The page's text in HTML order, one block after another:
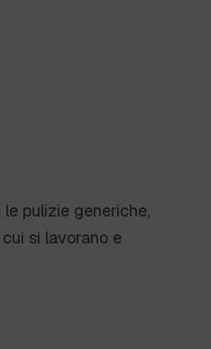
pulizie generiche,
si lavorano e